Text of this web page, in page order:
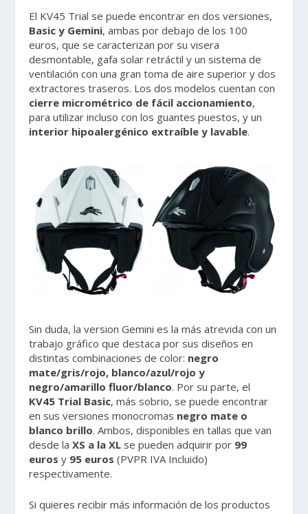
El KV45 Trial se puede encontrar en dos versiones,
Basic y Gemini, ambas por debajo de los 100
euros, que se caracterizan por su visera
desmontable, gafa solar retráctil y un sistema de
ventilación con una gran toma de aire superior y dos
extractores traseros. Los dos modelos cuentan con
cierre micrométrico de fácil accionamiento,
para utilizar incluso con los guantes puestos, y un
interior hipoalergénico extraíble y lavable.
Sin duda, la version Gemini es la más atrevida con un
trabajo gráfico que destaca por sus diseños en
distintas combinaciones de color: negro
mate/gris/rojo, blanco/azul/rojo y
negro/amarillo fluor/blanco. Por su parte, el
KV45 Trial Basic, más sobrio, se puede encontrar
en sus versiones monocromas negro mate o
blanco brillo. Ambos, disponibles en tallas que van
desde laXS a la XL se pueden adquirir por 99
euros y 95 euros (PVPR IVA Incluido)
respectivamente.
Si quieres recibir más información de los productos